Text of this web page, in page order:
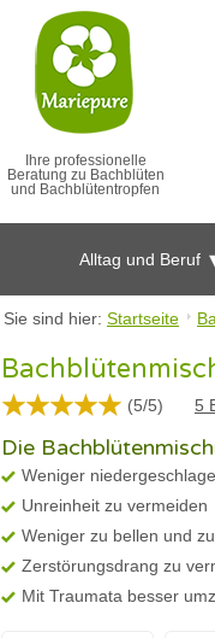
Ihre professionelle
Beratung zu Bachblüten
und Bachblütentropfen
Alltag und Beruf
Sie sind hier: Startseite
(5/5) 5
Die
Weniger
Unreinheit zu vermeiden
Weniger zu bellen und
Zerstörungsdrang zu
Mit Traumata besser